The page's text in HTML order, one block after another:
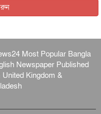
করুন
Most Popular Bangla
Newspaper Published
United Kingdom &